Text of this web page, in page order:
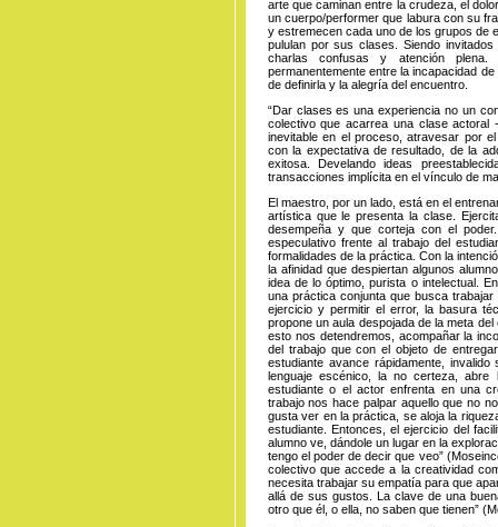
arte que caminan entre la crudeza, el
un cuerpo/performer que labura con su
y estremecen cada uno de los grupos de
pululan por sus clases. Siendo
charlas confusas y atención
permanentemente entre la incapacidad
de definirla y la alegría del encuentro.
“Dar clases es una experiencia no un
colectivo que acarrea una clase actoral
inevitable en el proceso, atravesar por
con la expectativa de resultado, de la
exitosa. Develando ideas
transacciones implícita en el vínculo de
El maestro, por un lado, está en el
artística que le presenta la clase.
desempeña y que corteja con el
especulativo frente al trabajo del
formalidades de la práctica. Con la
la afinidad que despiertan algunos
idea de lo óptimo, purista o intelectual.
una práctica conjunta que busca
ejercicio y permitir el error, la basura
propone un aula despojada de la meta
esto nos detendremos, acompañar la
del trabajo que con el objeto de
estudiante avance rápidamente,
lenguaje escénico, la no certeza,
estudiante o el actor enfrenta en una
trabajo nos hace palpar aquello que no
gusta ver en la práctica, se aloja la
estudiante. Entonces, el ejercicio del
alumno ve, dándole un lugar en la
tengo el poder de decir que veo”
colectivo que accede a la creatividad
necesita trabajar su empatía para que
allá de sus gustos. La clave de una
otro que él, o ella, no saben que tienen”